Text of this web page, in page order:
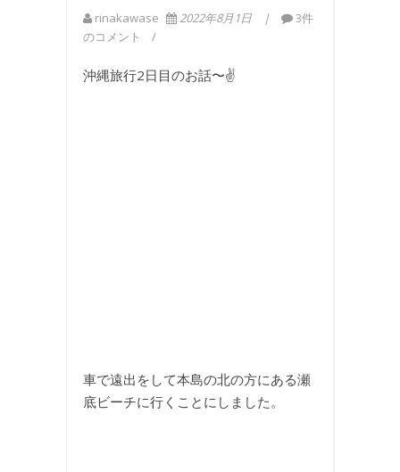
rinakawase 2022年8月1日
3件
のコメント
沖縄旅行2日目のお話〜✌️
車で遠出をして本島の北の方にある瀬
底ビーチに行くことにしました。